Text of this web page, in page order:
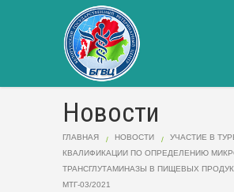
Новости
ГЛАВНАЯ НОВОСТИ
УЧАСТИЕ В
КВАЛИФИКАЦИИ ПО ОПРЕДЕЛЕНИЮ
ТРАНСГЛУТАМИНАЗЫ В ПИЩЕВЫХ
МТГ-03/2021